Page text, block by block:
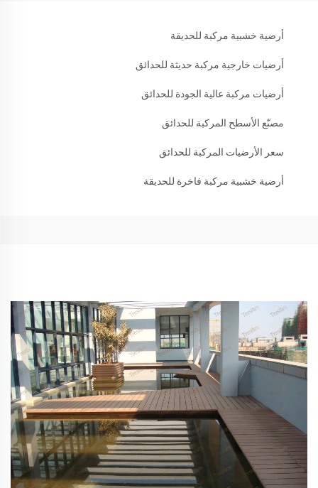
أرضية خشبية مركبة للحديقة
أرضيات خارجية مركبة حديثة للحدائق
أرضيات مركبة عالية الجودة للحدائق
مصنّع الأسطح المركبة للحدائق
سعر الأرضيات المركبة للحدائق
أرضية خشبية مركبة فاخرة للحديقة